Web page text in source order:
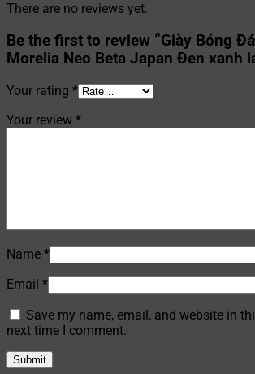
There are no reviews yet.
Be the first to review “Giày Bóng
Morelia Neo Beta Japan Đen xanh
Your rating *
Your review *
Name *
Email *
Save my name, email, and website in
next time I comment.